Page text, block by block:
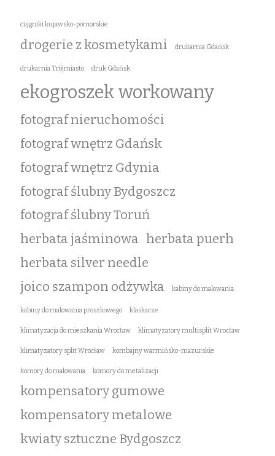
ciągniki kujawsko-pomorskie
drogerie z kosmetykami drukarnia Gdańsk
drukarnia Trójmiasto druk Gdańsk
ekogroszek workowany
fotograf nieruchomości
fotograf wnętrz Gdańsk
fotograf wnętrz Gdynia
fotograf ślubny Bydgoszcz
fotograf ślubny Toruń
herbata jaśminowa herbata puerh
herbata silver needle
joico szampon odżywka
kabiny do malowania
kabiny do malowania proszkowego klaskacze
klimatyzacja do mieszkania Wrocław klimatyzatory multisplit Wrocław
klimatyzatory split Wrocław kombajny warmińsko-mazurskie
komory do malowania komory do metalizacji
kompensatory gumowe
kompensatory metalowe
kwiaty sztuczne Bydgoszcz